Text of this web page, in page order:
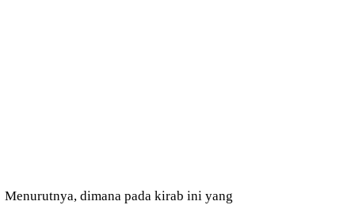
Menurutnya, dimana pada kirab ini yang